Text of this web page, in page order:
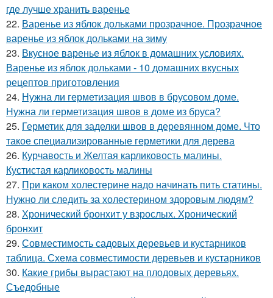
где лучше хранить варенье
22. Варенье из яблок дольками прозрачное. Прозрачное
варенье из яблок дольками на зиму
23. Вкусное варенье из яблок в домашних условиях.
Варенье из яблок дольками - 10 домашних вкусных
рецептов приготовления
24. Нужна ли герметизация швов в брусовом доме.
Нужна ли герметизация швов в доме из бруса?
25. Герметик для заделки швов в деревянном доме. Что
такое специализированные герметики для дерева
26. Курчавость и Желтая карликовость малины.
Кустистая карликовость малины
27. При каком холестерине надо начинать пить статины.
Нужно ли следить за холестерином здоровым людям?
28. Хронический бронхит у взрослых. Хронический
бронхит
29. Совместимость садовых деревьев и кустарников
таблица. Схема совместимости деревьев и кустарников
30. Какие грибы вырастают на плодовых деревьях.
Съедобные